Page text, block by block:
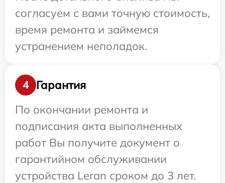
согласуем с вами точную стоимость,
время ремонта и займемся
устранением неполадок.
4
Гарантия
По окончании ремонта и
подписания акта выполненных
работ Вы получите документ о
гарантийном обслуживании
устройства Leran сроком до 3 лет.